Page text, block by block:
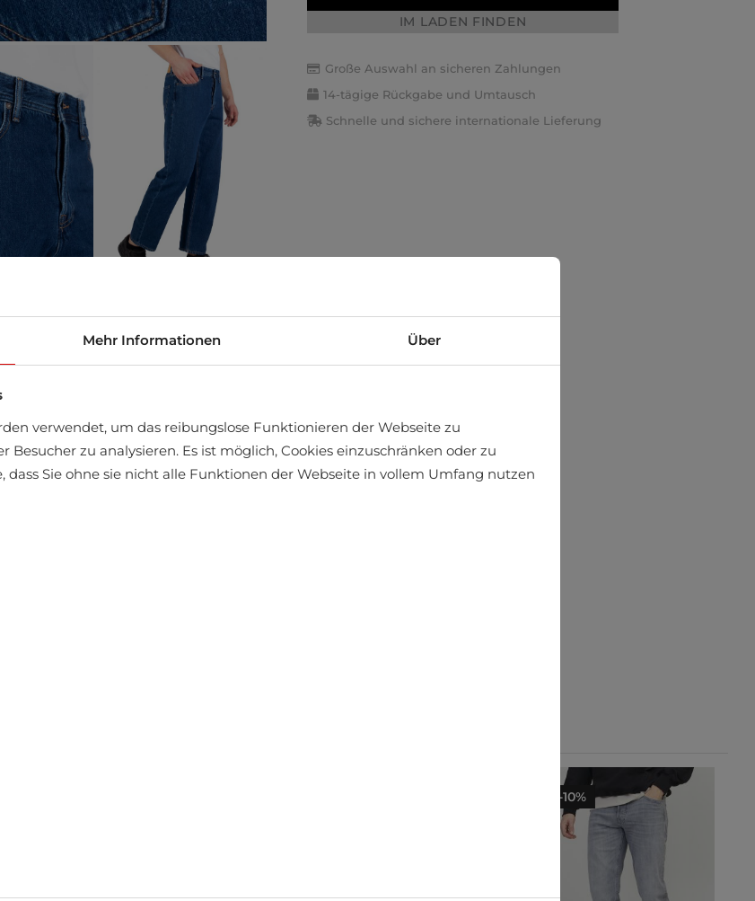
IM LADEN FINDEN
Große Auswahl an sicheren Zahlungen
14-tägige Rückgabe und Umtausch
Schnelle und sichere internationale Lieferung
-10%
Mehr Informationen Über
verwendet, um das reibungslose Funktionieren der Webseite zu
zu analysieren. Es ist möglich, Cookies einzuschränken oder zu
dass Sie ohne sie nicht alle Funktionen der Webseite in vollem Umfang nutzen